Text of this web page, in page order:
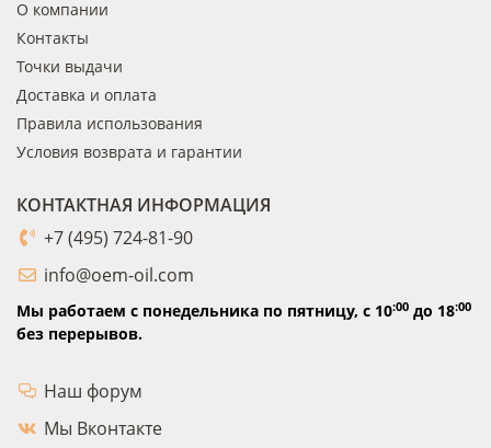
О компании
Контакты
Точки выдачи
Доставка и оплата
Правила использования
Условия возврата и гарантии
КОНТАКТНАЯ ИНФОРМАЦИЯ
+7 (495) 724-81-90
info@oem-oil.com
Мы работаем с понедельника по пятницу, с 10:00 до 18:00
без перерывов.
Наш форум
Мы Вконтакте